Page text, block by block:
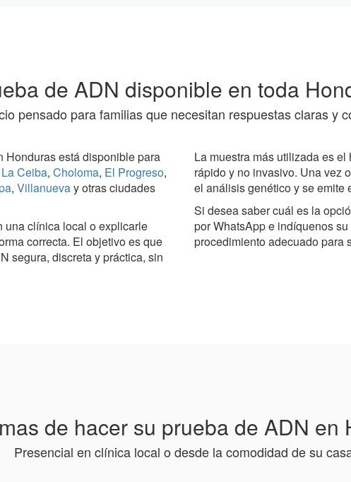
de ADN disponible en toda
pensado para familias que necesitan respuestas claras y
Honduras está disponible para
La Ceiba, Choloma, El Progreso,
, Villanuevay otras ciudades
una clínica local o explicarle
correcta. El objetivo es que
segura, discreta y práctica, sin
La muestra más utilizada es
rápido y no invasivo. Una vez
el análisis genético y se emite
Si desea saber cuál es la
por WhatsApp e indíquenos
procedimiento adecuado para
de hacer su prueba de ADN en
Presencial en clínica local o desde la comodidad de su